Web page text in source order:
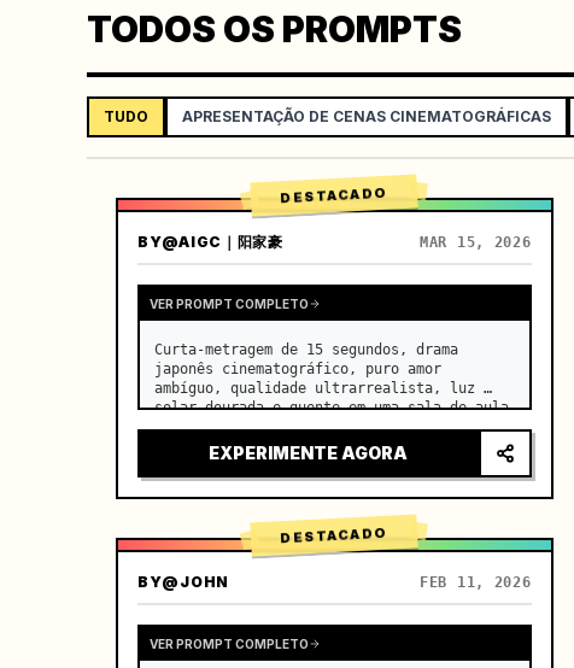
TODOS OS PROMPTS
TUDO APRESENTAÇÃO DE CENAS CINEMATOGRÁFICAS
DESTACADO
BY@AIGC｜阳家豪 MAR 15, 2026
VER PROMPT COMPLETO
Curta-metragem de 15 segundos, drama
japonês cinematográfico, puro amor
ambíguo, qualidade ultrarrealista, luz
solar dourada e quente em uma sala de aula
vazia à tarde, derramando-se pelas
persianas sobre as carteiras lado a lado,
EXPERIMENTE AGORA
DESTACADO
BY@JOHN FEB 11, 2026
VER PROMPT COMPLETO